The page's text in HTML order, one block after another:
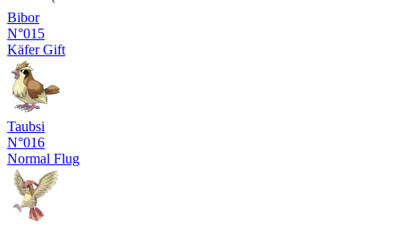
Bibor
N°015
KäferGift
Taubsi
N°016
Normal Flug